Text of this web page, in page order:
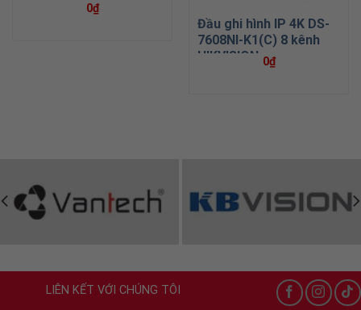
0₫
Đầu ghi hình IP 4K DS-
7608NI-K1(C) 8 kênh
HIKVISION 0₫
LIÊN KẾT VỚI CHÚNG TÔI